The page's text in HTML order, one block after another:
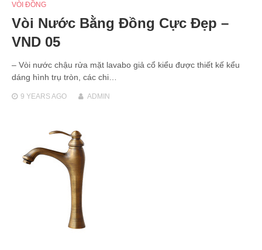
VÒI ĐỒNG
Vòi Nước Bằng Đồng Cực Đẹp –
VND 05
– Vòi nước chậu rửa mặt lavabo giả cổ kiểu được thiết kế kểu
dáng hình trụ tròn, các chi…
9 YEARSAGO ADMIN